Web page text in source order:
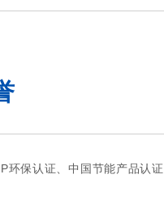
保认证、中国节能产品认